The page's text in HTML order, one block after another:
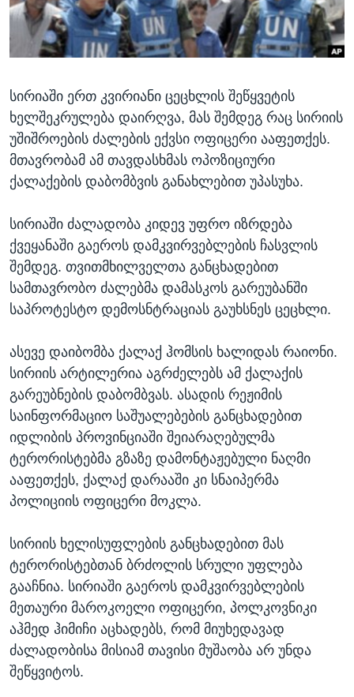
ᲡᲢᲣᲓᲘᲐ ᲕᲐᲨᲘᲜᲒᲢᲝᲜᲘ
ᲔᲙᲝᲜᲝᲛᲘᲙᲐ
ᲯᲐᲜᲛᲠᲗᲔᲚᲝᲑᲐ
ᲘᲜᲢᲔᲠᲕᲘᲣ
ᲙᲣᲚᲢᲣᲠᲐ
ᲒᲐᲚᲘᲚᲔᲝ
ᲓᲔᲖᲘᲜᲤᲝᲠᲛᲐᲪᲘᲐ
Learning English
ენები
სირიაში ერთ კვირიანი ცეცხლის შეწყვეტის
ხელშეკრულება დაირღვა, მას შემდეგ რაც სირიის
უშიშროების ძალების ექვსი ოფიცერი ააფეთქეს.
მთავრობამ ამ თავდასხმას ოპოზიციური
ქალაქების დაბომბვის განახლებით უპასუხა.
სირიაში ძალადობა კიდევ უფრო იზრდება
ქვეყანაში გაეროს დამკვირვებლების ჩასვლის
შემდეგ. თვითმხილველთა განცხადებით
სამთავრობო ძალებმა დამასკოს გარეუბანში
საპროტესტო დემოსნტრაციას გაუხსნეს ცეცხლი.
ასევე დაიბომბა ქალაქ ჰომსის ხალიდას რაიონი.
სირიის არტილერია აგრძელებს ამ ქალაქის
გარეუბნების დაბომბვას. ასადის რეჟიმის
საინფორმაციო საშუალებების განცხადებით
იდლიბის პროვინციაში შეიარაღებულმა
ტერორისტებმა გზაზე დამონტაჟებული ნაღმი
ააფეთქეს, ქალაქ დარააში კი სნაიპერმა
პოლიციის ოფიცერი მოკლა.
სირიის ხელისუფლების განცხადებით მას
ტერორისტებთან ბრძოლის სრული უფლება
გააჩნია. სირიაში გაეროს დამკვირვებლების
მეთაური მაროკოელი ოფიცერი, პოლკოვნიკი
აჰმედ ჰიმიჩი აცხადებს, რომ მიუხედავად
ძალადობისა მისიამ თავისი მუშაობა არ უნდა
შეწყვიტოს.